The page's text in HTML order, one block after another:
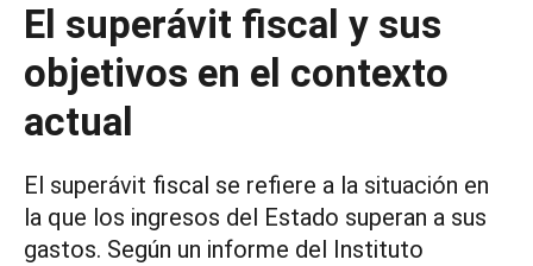
El superávit fiscal y sus
objetivos en el contexto
actual
El superávit fiscal se refiere a la situación en
la que los ingresos del Estado superan a sus
gastos. Según un informe del Instituto